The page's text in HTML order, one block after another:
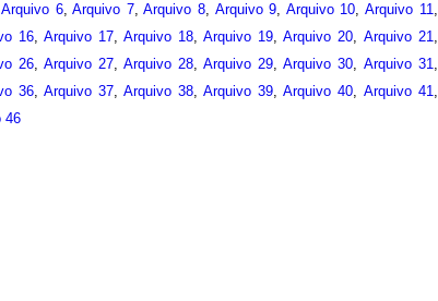
Arquivo 6,Arquivo 7,Arquivo 8, Arquivo 9, Arquivo 10, Arquivo 11,
16, Arquivo 17,Arquivo 18,Arquivo 19,Arquivo 20, Arquivo 21,
26, Arquivo 27,Arquivo 28,Arquivo 29,Arquivo 30, Arquivo 31,
36, Arquivo 37,Arquivo 38,Arquivo 39,Arquivo 40, Arquivo 41,
46